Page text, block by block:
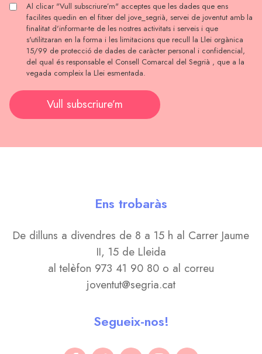
Al clicar "Vull subscriure’m" acceptes que les dades que ens
facilites quedin en el fitxer del jove_segrià, servei de joventut amb la
finalitat d'informar-te de les nostres activitats i serveis i que
s'utilitzaran en la forma i les limitacions que recull la Llei orgànica
15/99 de protecció de dades de caràcter personal i confidencial,
del qual és responsable el Consell Comarcal del Segrià , que a la
vegada compleix la Llei esmentada.
Vull subscriure’m
Ens trobaràs
De dilluns a divendres de 8 a 15 h al Carrer Jaume
II, 15 de Lleida
al telèfon 973 41 90 80 o al correu
joventut@segria.cat
Segueix-nos!